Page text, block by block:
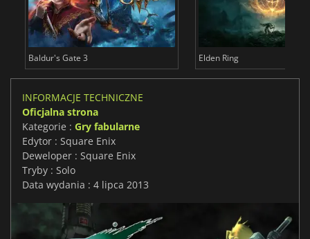
Baldur's Gate 3 Elden Ring
INFORMACJE TECHNICZNE
Oficjalna strona
Kategorie : Gry fabularne
Edytor : Square Enix
Deweloper : Square Enix
Tryby : Solo
Data wydania : 4 lipca 2013